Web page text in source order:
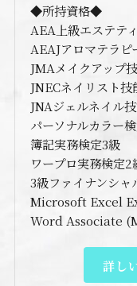
◆所持資格◆
AEA上級エステテ
AEAJアロマテラピ
JMAメイクアップ
JNECネイリスト技
JNAジェルネイル
パーソナルカラー
簿記実務検定3級
ワープロ実務検定2
3級ファイナンシ
Microsoft Excel
Word Associate
詳し